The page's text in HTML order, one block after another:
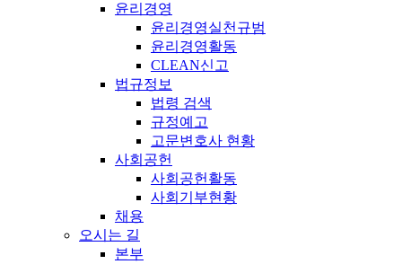
윤리경영
윤리경영실천규범
윤리경영활동
CLEAN신고
법규정보
법령 검색
규정예고
고문변호사 현황
사회공헌
사회공헌활동
사회기부현황
채용
오시는 길
본부